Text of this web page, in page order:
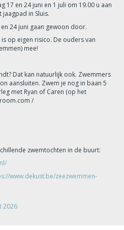
17 en 24 juni en 1 juli om 19.00 u aan
in Sluis.
24 juni gaan gewoon door.
op eigen risico. De ouders van
mee!
Dat kan natuurlijk ook. Zwemmers
aansluiten. Zwem je nog in baan 5
met Ryan of Caren (op het
/
zwemtochten in de buurt:
www.dekust.be/zeezwemmen-
2026